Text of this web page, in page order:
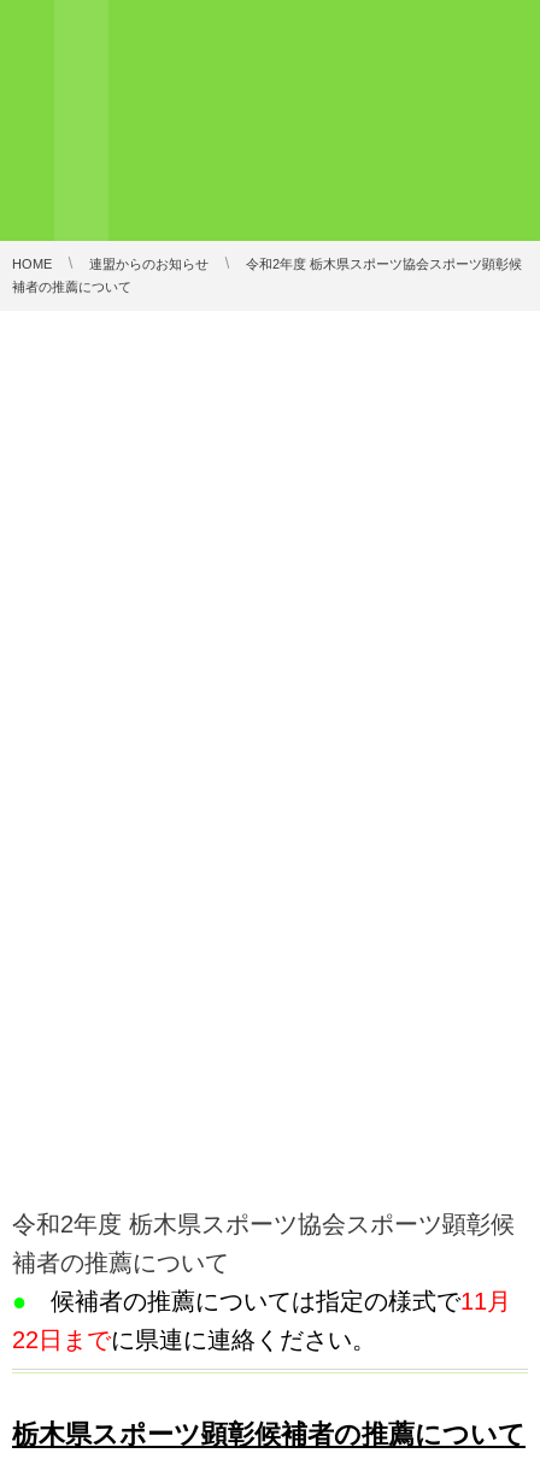
HOME 連盟からのお知らせ
令和2年度 栃木県スポーツ協会スポーツ顕彰候
補者の推薦について
令和2年度 栃木県スポーツ協会スポーツ顕彰候
補者の推薦について
● 候補者の推薦については指定の様式で11月
22日までに県連に連絡ください。
栃木県スポーツ顕彰候補者の推薦について